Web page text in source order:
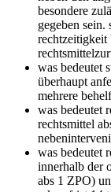
besondere
gegeben
rechtzeitigkeit
was bedeutet
überhaupt
mehrere
was bedeutet
rechtsmittel
was bedeutet
innerhalb der
abs 1 ZPO)